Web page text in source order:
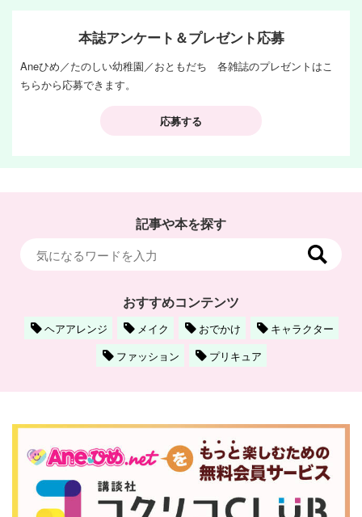
本誌アンケート＆プレゼント応募
Aneひめ／たのしい幼稚園／おともだち 各雑誌のプレゼントはこ
ちらから応募できます。
応募する
記事や本を探す
おすすめコンテンツ
ヘアアレンジ メイク おでかけ
キャラクター
ファッション
プリキュア